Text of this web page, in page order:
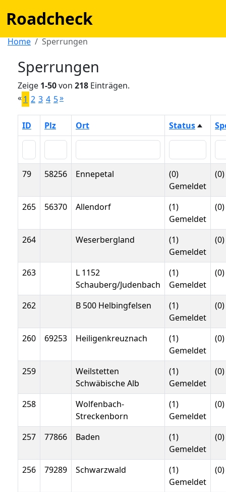
Roadcheck
Home Sperrungen
Sperrungen
Zeige 1-50von 218 Einträgen.
«1 2 3 4 5»
ID Plz Ort Status
79 58256 Ennepetal
(0)
Gemeldet
265 56370 Allendorf
(1)
Gemeldet
264 Weserbergland
(1)
Gemeldet
263
L 1152
Schauberg/Judenbach
(1)
Gemeldet
262 B 500 Helbingfelsen
(1)
Gemeldet
260 69253 Heiligenkreuznach
(1)
Gemeldet
259
Weilstetten
Schwäbische Alb
(1)
Gemeldet
258
Wolfenbach-
Streckenborn
(1)
Gemeldet
257 77866 Baden
(1)
Gemeldet
256 79289 Schwarzwald
(1)
Gemeldet